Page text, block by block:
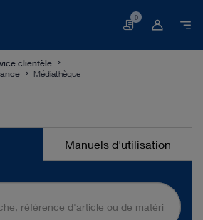
Panier
0
clientèle
Médiathèque
Manuels d'utilisation